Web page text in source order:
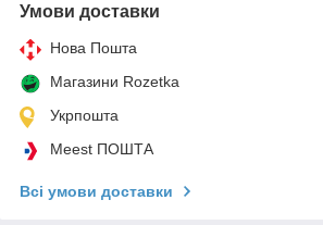
Умови доставки
Нова Пошта
Магазини Rozetka
Укрпошта
Meest ПОШТА
Всі умови доставки